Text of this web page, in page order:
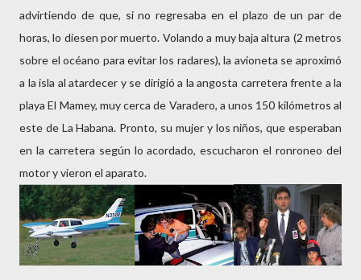
advirtiendo de que, si no regresaba en el plazo de un par de
horas, lo diesen por muerto. Volando a muy baja altura (2 metros
sobre el océano para evitar los radares), la avioneta se aproximó
a la isla al atardecer y se dirigió a la angosta carretera frente a la
playa El Mamey, muy cerca de Varadero, a unos 150 kilómetros al
este de La Habana. Pronto, su mujer y los niños, que esperaban
en la carretera según lo acordado, escucharon el ronroneo del
motor y vieron el aparato.